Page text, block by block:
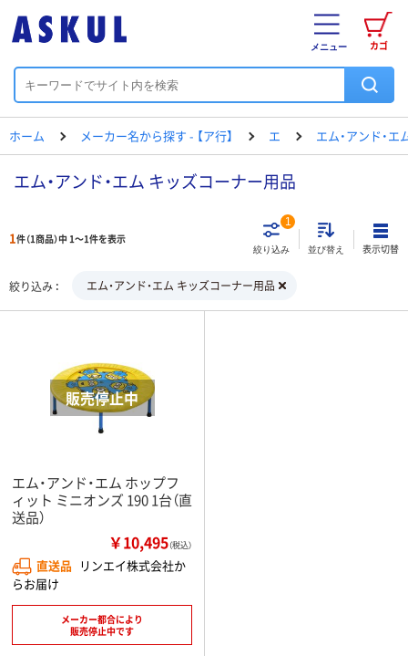
カゴ
メニュー
ホーム メーカー名から探す - 【ア行】 エ エム・アンド・エ
エム・アンド・エム キッズコーナー用品
1件（1商品）中 1～1件を表示
絞り込み
1
並び替え 表示切替
絞り込み エム・アンド・エム キッズコーナー用品
エム・アンド・エム ホップフ
ィット ミニオンズ 190 1台（直
送品）
￥10,495（税込）
直送品 リンエイ株式会社か
らお届け
メーカー都合により
販売停止中です